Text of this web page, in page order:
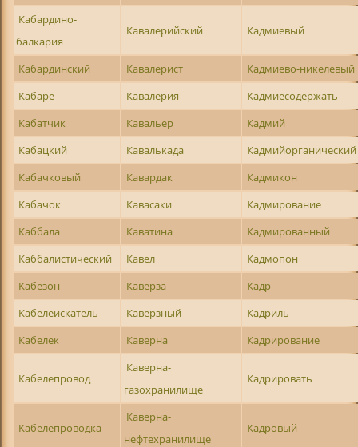
Кабардино-
балкария
Кавалерийский Кадмиевый
Кабардинский Кавалерист
Кадмиево-никелевый
Кабаре
Кавалерия
Кадмиесодержать
Кабатчик
Кавальер
Кадмий
Кабацкий
Кавалькада
Кадмийорганический
Кабачковый
Кавардак
Кадмикон
Кабачок
Кавасаки
Кадмирование
Каббала
Каватина
Кадмированный
Каббалистический
Кавел
Кадмопон
Кабезон
Каверза
Кадр
Кабелеискатель
Каверзный
Кадриль
Кабелек
Каверна Кадрирование
Кабелепровод
Каверна-
газохранилище
Кадрировать
Кабелепроводка
Каверна-
нефтехранилище
Кадровый